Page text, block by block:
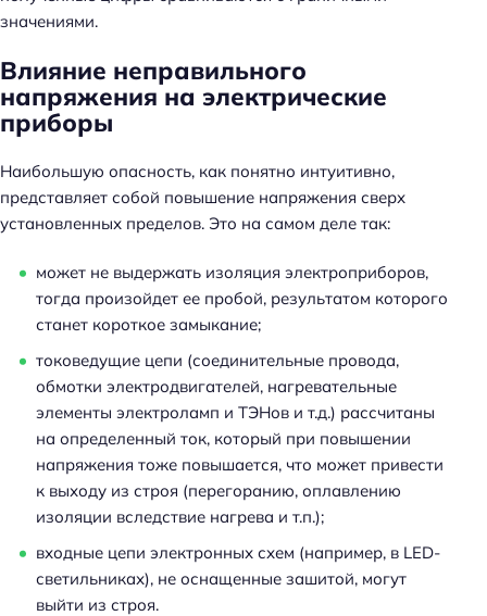
значениями.
Влияние неправильного
напряжения на электрические
приборы
Наибольшую опасность, как понятно интуитивно,
представляет собой повышение напряжения сверх
установленных пределов. Это на самом деле так:
может не выдержать изоляция электроприборов,
тогда произойдет ее пробой, результатом которого
станет короткое замыкание;
токоведущие цепи (соединительные провода,
обмотки электродвигателей, нагревательные
элементы электроламп и ТЭНов и т.д.) рассчитаны
на определенный ток, который при повышении
напряжения тоже повышается, что может привести
к выходу из строя (перегоранию, оплавлению
изоляции вследствие нагрева и т.п.);
входные цепи электронных схем (например, в LED-
светильниках), не оснащенные зашитой, могут
выйти из строя.